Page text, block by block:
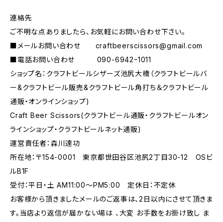
連絡先
ご不明な点ありましたら、お気軽にお問い合わせ下さい。
■メールお問い合わせ craftbeerscissors@gmail.com
■電話お問い合わせ 090-6942ｰ1011
ショップ名：クラフトビールシザーズ池尻大橋（クラフトビールバ
ー&クラフトビール販売&クラフトビール角打ち＆クラフトビール
通販・オンラインショップ)
Craft Beer Scissors(クラフトビール通販・クラフトビールオン
ラインショップ・クラフトビールネット通販)
運営責任者：森川達功
所在地：〒154-0001 東京都世田谷区池尻2丁目30-12 OSビ
ルB1F
受付：平日・土 AM11:00～PM5:00 定休日：不定休
お客様から頂きましたメールのご返事は、2日以内にさせて頂きま
す。当店より返信が届かない場は 、大変 お手数をお掛け致し ま